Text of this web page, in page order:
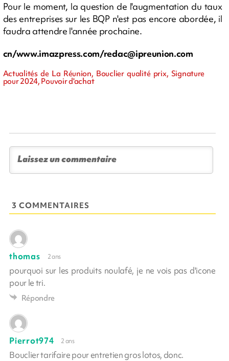
Pour le moment, la question de l'augmentation du taux
des entreprises sur les BQP n'est pas encore abordée, il
faudra attendre l'année prochaine.
cn/www.imazpress.com/redac@ipreunion.com
Actualités de La Réunion, Bouclier qualité prix, Signature
pour 2024, Pouvoir d'achat
3 COMMENTAIRES
thomas 2 ans
pourquoi sur les produits noulafé, je ne vois pas d'icone
pour le tri.
Répondre
Pierrot974 2 ans
Bouclier tarifaire pour entretien gros lotos, donc.